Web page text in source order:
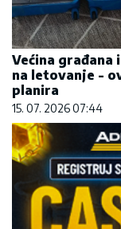
Većina građana
na letovanje -
planira
15. 07. 2026 07:44